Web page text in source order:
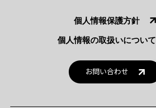
個人情報保護方針
個人情報の取扱いについて
お問い合わせ